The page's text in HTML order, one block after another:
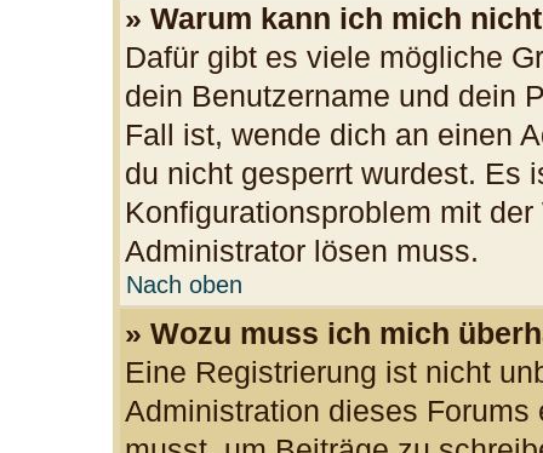
» Warum kann ich mich
Dafür gibt es viele mögliche
dein Benutzername und dein
Fall ist, wende dich an einen
du nicht gesperrt wurdest. Es
Konfigurationsproblem mit
Administrator lösen muss.
Nach oben
» Wozu muss ich mich
Eine Registrierung ist nicht
Administration dieses